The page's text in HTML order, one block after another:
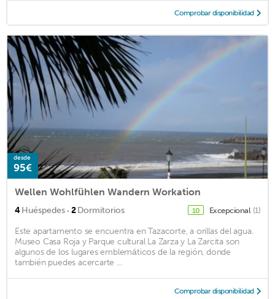
Comprobar disponibilidad
desde
95€
Wellen Wohlfühlen Wandern Workation
4Huéspedes · 2Dormitorios 10 Excepcional (1)
Este apartamento se encuentra en Tazacorte, a orillas del agua.
Museo Casa Roja y Parque cultural La Zarza y La Zarcita son
algunos de los lugares emblemáticos de la región, donde
también puedes acercarte ...
Comprobar disponibilidad